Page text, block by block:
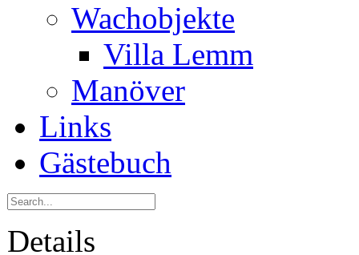
Wachobjekte
Villa Lemm
Manöver
Links
Gästebuch
Details